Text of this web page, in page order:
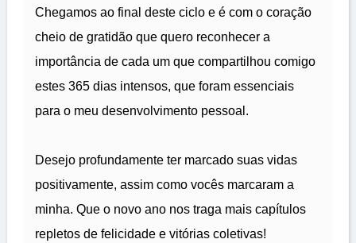
Chegamos ao final deste ciclo e é com o coração
cheio de gratidão que quero reconhecer a
importância de cada um que compartilhou comigo
estes 365 dias intensos, que foram essenciais
para o meu desenvolvimento pessoal.
Desejo profundamente ter marcado suas vidas
positivamente, assim como vocês marcaram a
minha. Que o novo ano nos traga mais capítulos
repletos de felicidade e vitórias coletivas!